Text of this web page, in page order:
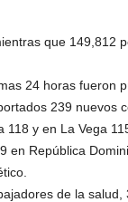
que 149,812
24 horas fueron
239 nuevos
y en La Vega
en República
de la